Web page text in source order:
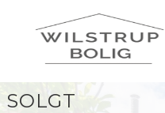
SOLGT